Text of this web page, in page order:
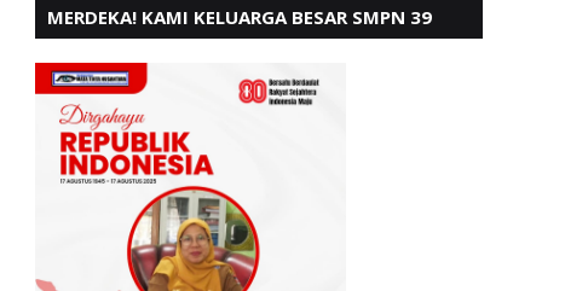
MERDEKA! KAMI KELUARGA BESAR SMPN 39